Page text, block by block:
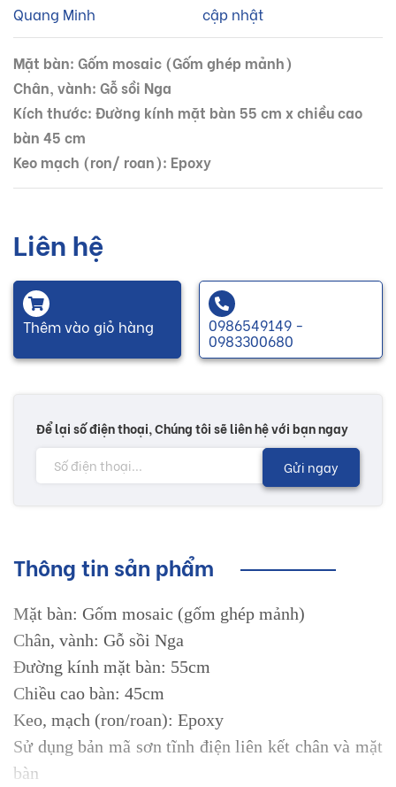
Quang Minh
cập nhật
Mặt bàn: Gốm mosaic (Gốm ghép mảnh)
Chân, vành: Gỗ sồi Nga
Kích thước: Đường kính mặt bàn 55 cm x chiều cao
bàn 45 cm
Keo mạch (ron/ roan): Epoxy
Liên hệ
Thêm vào giỏ hàng 0986549149 -
0983300680
Để lại số điện thoại, Chúng tôi sẽ liên hệ với bạn ngay
Gửi ngay
Thông tin sản phẩm
Mặt bàn: Gốm mosaic (gốm ghép mảnh)
Chân, vành: Gỗ sồi Nga
Đường kính mặt bàn: 55cm
Chiều cao bàn: 45cm
Keo, mạch (ron/roan): Epoxy
Sử dụng bản mã sơn tĩnh điện liên kết chân và mặt
bàn